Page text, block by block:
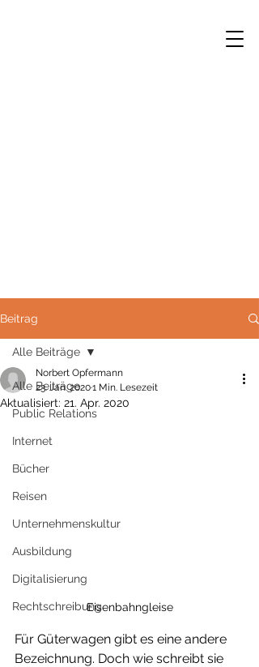
Beitrag
Alle Beiträge
Public Relations
Internet
Bücher
Reisen
Unternehmenskultur
Ausbildung
Digitalisierung
Rechtschreibung
Alle Beiträge
Norbert Opfermann
23. Jan. 20201 Min. Lesezeit
Aktualisiert: 21. Apr. 2020
Eisenbahngleise
Für Güterwagen gibt es eine andere
Bezeichnung. Doch wie schreibt sie